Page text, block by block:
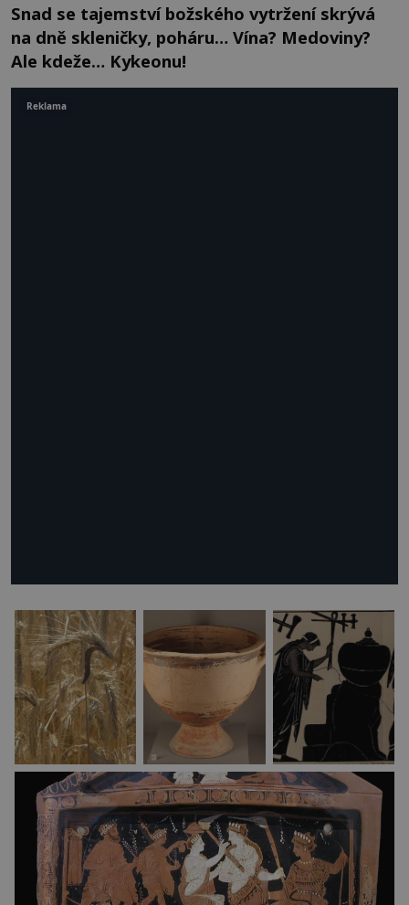
Snad se tajemství božského vytržení skrývá
na dně skleničky, poháru… Vína? Medoviny?
Ale kdeže… Kykeonu!
Reklama